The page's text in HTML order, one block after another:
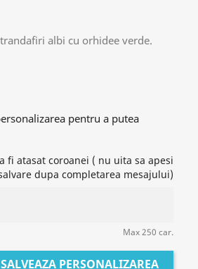
albi cu orhidee verde.
pentru a putea
fi atasat coroanei ( nu uita sa apesi
dupa completarea mesajului)
Max 250 car.
SALVEAZA PERSONALIZAREA